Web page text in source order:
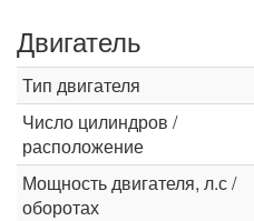
Двигатель
Тип двигателя
Число цилиндров /
расположение
Мощность двигателя, л.с /
оборотах